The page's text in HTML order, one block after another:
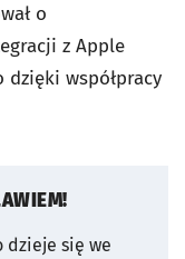
o
z Apple
współpracy
dzieje się we